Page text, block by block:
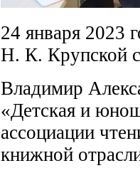
24 января 2023
Н. К. Крупской
Владимир
«Детская и
ассоциации
книжной